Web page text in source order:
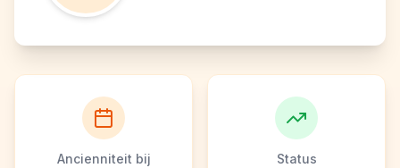
Ancienniteit bij
Status